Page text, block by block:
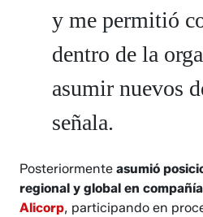
y me permitió
dentro de la
asumir nuevos
señala.
Posteriormenteasumió
regional y global en
Alicorp, participando en